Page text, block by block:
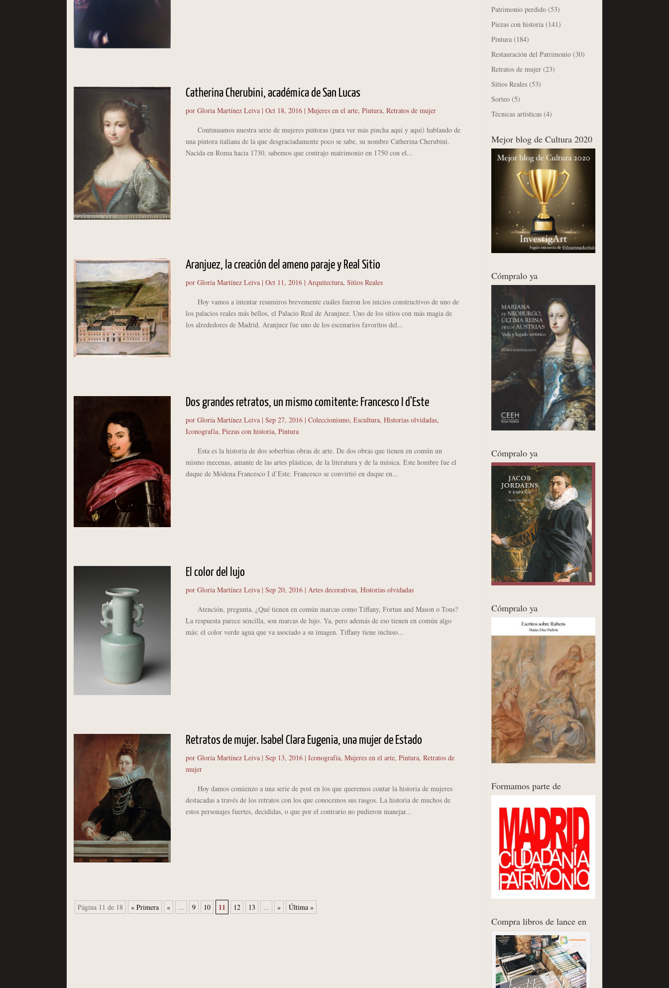
Catherina Cherubini, académica de San Lucas
por Gloria Martínez Leiva| Oct 18, 2016| Mujeres en el arte, Pintura, Retratos de mujer
Continuamos nuestra serie de mujeres pintoras (para ver más pincha aquí y aquí) hablando de
una pintora italiana de la que desgraciadamente poco se sabe, su nombre Catherina Cherubini.
Nacida en Roma hacia 1730, sabemos que contrajo matrimonio en 1750 con el...
Aranjuez, la creación del ameno paraje y Real Sitio
por Gloria Martínez Leiva| Oct 11, 2016| Arquitectura, Sitios Reales
Hoy vamos a intentar resumiros brevemente cuáles fueron los inicios constructivos de uno de
los palacios reales más bellos, el Palacio Real de Aranjuez. Uno de los sitios con más magia de
los alrededores de Madrid. Aranjuez fue uno de los escenarios favoritos del...
Dos grandes retratos, un mismo comitente: Francesco I d'Este
por Gloria Martínez Leiva| Sep 27, 2016| Coleccionismo, Escultura, Historias olvidadas,
Iconografía, Piezas con historia, Pintura
Esta es la historia de dos soberbias obras de arte. De dos obras que tienen en común un
mismo mecenas, amante de las artes plásticas, de la literatura y de la música. Este hombre fue el
duque de Módena Francesco I d’Este. Francesco se convirtió en duque en...
El color del lujo
por Gloria Martínez Leiva| Sep 20, 2016| Artes decorativas, Historias olvidadas
Atención, pregunta. ¿Qué tienen en común marcas como Tiffany, Fortun and Mason o Tous?
La respuesta parece sencilla, son marcas de lujo. Ya, pero además de eso tienen en común algo
más: el color verde agua que va asociado a su imagen. Tiffany tiene incluso...
Retratos de mujer. Isabel Clara Eugenia, una mujer de Estado
por Gloria Martínez Leiva| Sep 13, 2016| Iconografía, Mujeres en el arte, Pintura, Retratos de
mujer
Hoy damos comienzo a una serie de post en los que queremos contar la historia de mujeres
destacadas a través de los retratos con los que conocemos sus rasgos. La historia de muchos de
estos personajes fuertes, decididas, o que por el contrario no pudieron manejar...
Página 11 de 18 « Primera « ... 9 10 11 12 13 ... » Última »
Patrimonio perdido (53)
Piezas con historia (141)
Pintura (184)
Restauración del Patrimonio (30)
Retratos de mujer (23)
Sitios Reales (53)
Sorteo (5)
Técnicas artísticas (4)
Mejor blog de Cultura 2020
Cómpralo ya
Cómpralo ya
Cómpralo ya
Formamos parte de
Compra libros de lance en